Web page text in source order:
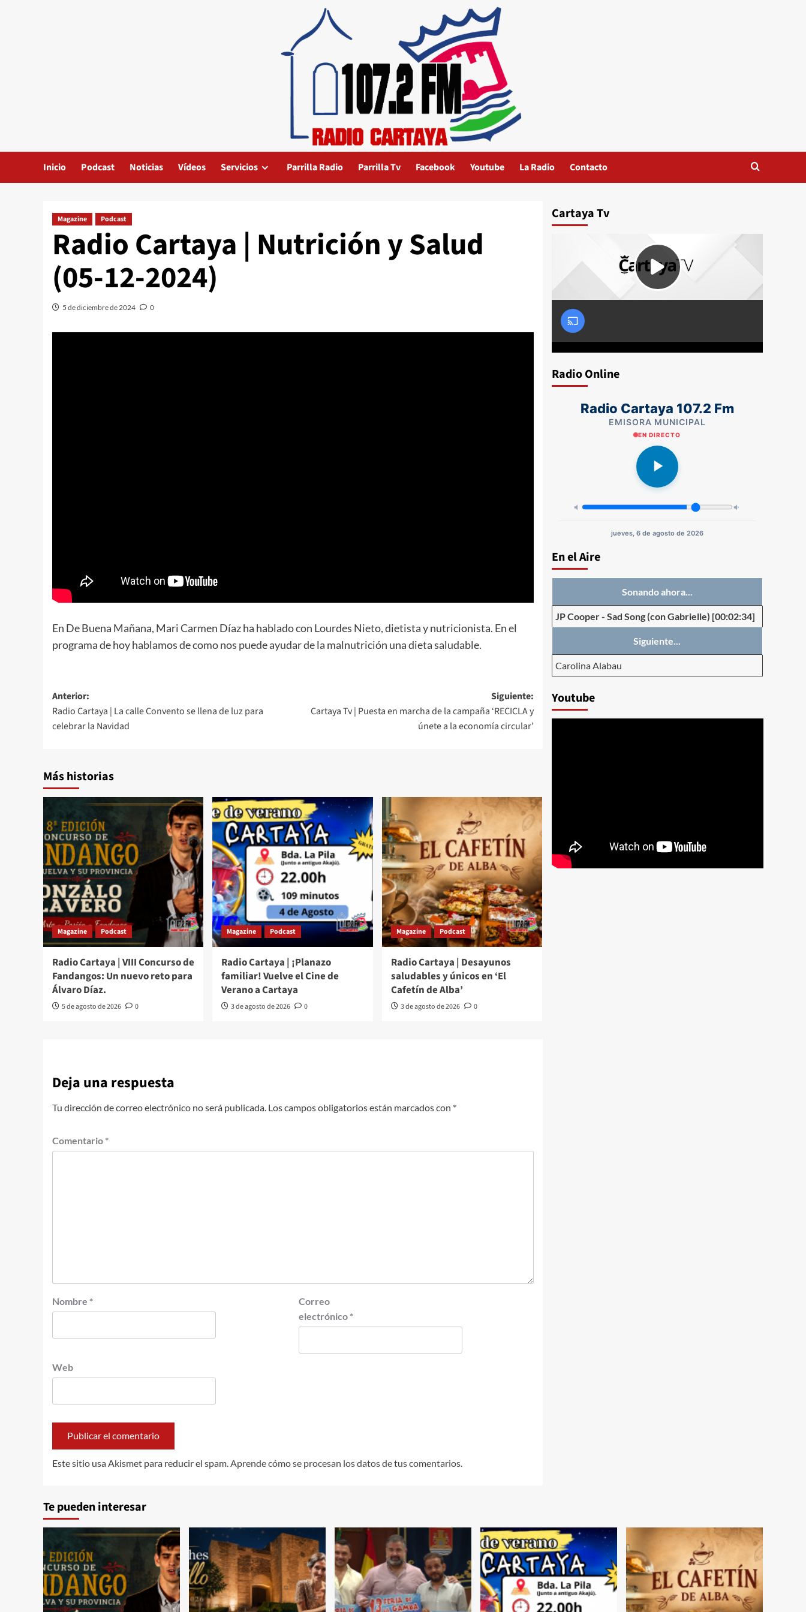
Inicio Podcast Noticias Vídeos Servicios Parrilla Radio Parrilla Tv Facebook Youtube La Radio Contacto
Magazine Podcast
Radio Cartaya | Nutrición y Salud
(05-12-2024)
5 de diciembre de 2024 0
En De Buena Mañana, Mari Carmen Díaz ha hablado con Lourdes Nieto, dietista y nutricionista. En el
programa de hoy hablamos de como nos puede ayudar de la malnutrición una dieta saludable.
Anterior:
Radio Cartaya | La calle Convento se llena de luz para
celebrar la Navidad
Siguiente:
Cartaya Tv | Puesta en marcha de la campaña ‘RECICLA y
únete a la economía circular’
Más historias
Magazine Podcast
Radio Cartaya | VIII Concurso de
Fandangos: Un nuevo reto para
Álvaro Díaz.
5 de agosto de 2026 0
Magazine Podcast
Radio Cartaya | ¡Planazo
familiar! Vuelve el Cine de
Verano a Cartaya
3 de agosto de 2026 0
Magazine Podcast
Radio Cartaya | Desayunos
saludables y únicos en ‘El
Cafetín de Alba’
3 de agosto de 2026 0
Deja una respuesta
Tu dirección de correo electrónico no será publicada. Los campos obligatorios están marcados con *
Comentario *
Nombre *
Correo
electrónico *
Web
Este sitio usa Akismet para reducir el spam. Aprende cómo se procesan los datos de tus comentarios.
Cartaya Tv
Radio Online
Radio Cartaya 107.2 Fm
EMISORA MUNICIPAL
EN DIRECTO
jueves, 6 de agosto de 2026
En el Aire
Sonando ahora...
JP Cooper- Sad Song (con Gabrielle) [00:02:34]
Siguiente...
Carolina Alabau
Youtube
Te pueden interesar